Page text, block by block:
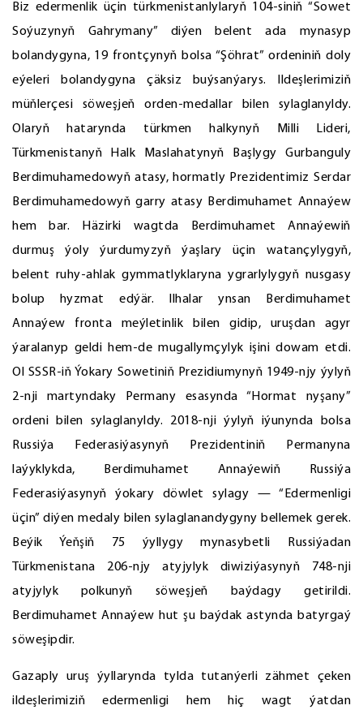
Biz edermenlik üçin türkmenistanlylaryň 104-siniň “Sowet
Soýuzynyň Gahrymany” diýen belent ada mynasyp
bolandygyna, 19 frontçynyň bolsa “Şöhrat” ordeniniň doly
eýeleri bolandygyna çäksiz buýsanýarys. Ildeşlerimiziň
müňlerçesi söweşjeň orden-medallar bilen sylaglanyldy.
Olaryň hatarynda türkmen halkynyň Milli Lideri,
Türkmenistanyň Halk Maslahatynyň Başlygy Gurbanguly
Berdimuhamedowyň atasy, hormatly Prezidentimiz Serdar
Berdimuhamedowyň garry atasy Berdimuhamet Annaýew
hem bar. Häzirki wagtda Berdimuhamet Annaýewiň
durmuş ýoly ýurdumyzyň ýaşlary üçin watançylygyň,
belent ruhy-ahlak gymmatlyklaryna ygrarlylygyň nusgasy
bolup hyzmat edýär. Ilhalar ynsan Berdimuhamet
Annaýew fronta meýletinlik bilen gidip, uruşdan agyr
ýaralanyp geldi hem-de mugallymçylyk işini dowam etdi.
Ol SSSR-iň Ýokary Sowetiniň Prezidiumynyň 1949-njy ýylyň
2-nji martyndaky Permany esasynda “Hormat nyşany”
ordeni bilen sylaglanyldy. 2018-nji ýylyň iýunynda bolsa
Russiýa Federasiýasynyň Prezidentiniň Permanyna
laýyklykda, Berdimuhamet Annaýewiň Russiýa
Federasiýasynyň ýokary döwlet sylagy — “Edermenligi
üçin” diýen medaly bilen sylaglanandygyny bellemek gerek.
Beýik Ýeňşiň 75 ýyllygy mynasybetli Russiýadan
Türkmenistana 206-njy atyjylyk diwiziýasynyň 748-nji
atyjylyk polkunyň söweşjeň baýdagy getirildi.
Berdimuhamet Annaýew hut şu baýdak astynda batyrgaý
söweşipdir.
Gazaply uruş ýyllarynda tylda tutanýerli zähmet çeken
ildeşlerimiziň edermenligi hem hiç wagt ýatdan